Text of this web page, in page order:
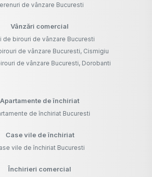
de vânzare Bucuresti
Vânzări comercial
de birouri de vânzare Bucuresti
de vânzare Bucuresti, Cismigiu
de vânzare Bucuresti, Dorobanti
Apartamente de închiriat
de închiriat Bucuresti
Case vile de închiriat
vile de închiriat Bucuresti
Închirieri comercial